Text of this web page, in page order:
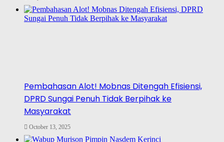
Pembahasan Alot! Mobnas Ditengah Efisiensi,
DPRD Sungai Penuh Tidak Berpihak ke
Masyarakat
October 13, 2025